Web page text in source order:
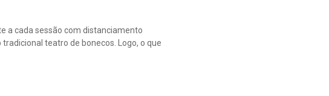
a cada sessão com distanciamento
teatro de bonecos. Logo, o que